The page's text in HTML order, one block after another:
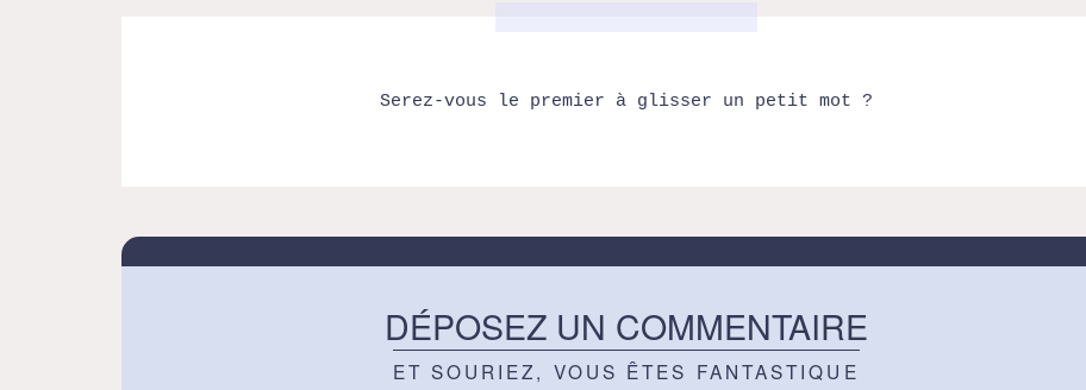
Serez-vous le premier à glisser un petit mot ?
DÉPOSEZ UN COMMENTAIRE
ET SOURIEZ, VOUS ÊTES FANTASTIQUE